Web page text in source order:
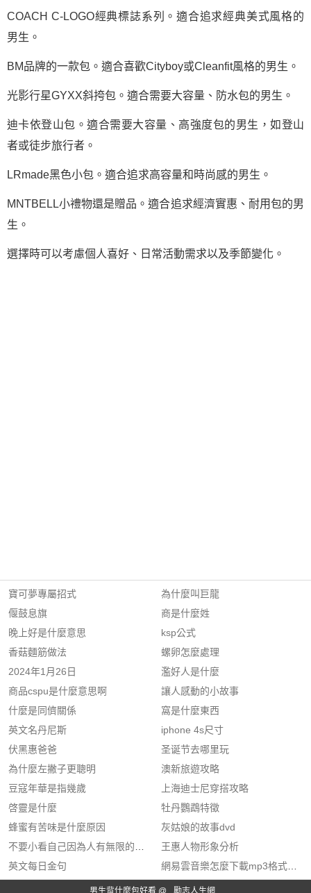
COACH C-LOGO經典標誌系列。適合追求經典美式風格的
男生。
BM品牌的一款包。適合喜歡Cityboy或Cleanfit風格的男生。
光影行星GYXX斜挎包。適合需要大容量、防水包的男生。
迪卡依登山包。適合需要大容量、高強度包的男生，如登山
者或徒步旅行者。
LRmade黑色小包。適合追求高容量和時尚感的男生。
MNTBELL小禮物還是贈品。適合追求經濟實惠、耐用包的男
生。
選擇時可以考慮個人喜好、日常活動需求以及季節變化。
寶可夢專屬招式
偃鼓息旗
晚上好是什麼意思
香菇麵筋做法
2024年1月26日
商品cspu是什麼意思啊
什麼是同儕關係
英文名丹尼斯
伏黑惠爸爸
為什麼左撇子更聰明
豆寇年華是指幾歲
啓靈是什麼
蜂蜜有苦味是什麼原因
不要小看自己因為人有無限的可能
英文每日金句
為什麼叫巨龍
商是什麼姓
ksp公式
螺卵怎麼處理
濫好人是什麼
讓人感動的小故事
窩是什麼東西
iphone 4s尺寸
圣诞节去哪里玩
澳新旅遊攻略
上海迪士尼穿搭攻略
牡丹鸚鵡特徵
灰姑娘的故事dvd
王惠人物形象分析
網易雲音樂怎麼下載mp3格式的歌
男生背什麼包好看 @ 勵志人生網